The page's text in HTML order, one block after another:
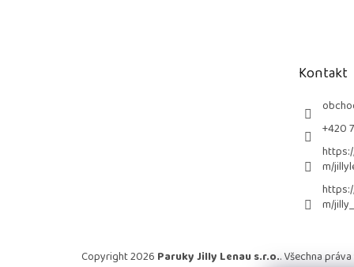
Kontakt
+420
m/
m/
Copyright 2026 Paruky Jilly Lenau s.r.o.. Všechna